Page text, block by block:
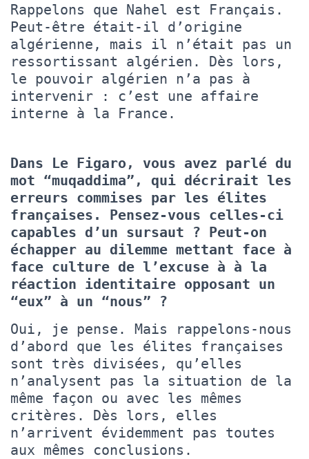
Rappelons que Nahel est Français.
Peut-être était-il d’origine
algérienne, mais il n’était pas un
ressortissant algérien. Dès lors,
le pouvoir algérien n’a pas à
intervenir : c’est une affaire
interne à la France.
Dans Le Figaro, vous avez parlé du
mot “muqaddima”, qui décrirait les
erreurs commises par les élites
françaises. Pensez-vous celles-ci
capables d’un sursaut ? Peut-on
échapper au dilemme mettant face à
face culture de l’excuse à à la
réaction identitaire opposant un
“eux” à un “nous” ?
Oui, je pense. Mais rappelons-nous
d’abord que les élites françaises
sont très divisées, qu’elles
n’analysent pas la situation de la
même façon ou avec les mêmes
critères. Dès lors, elles
n’arrivent évidemment pas toutes
aux mêmes conclusions.